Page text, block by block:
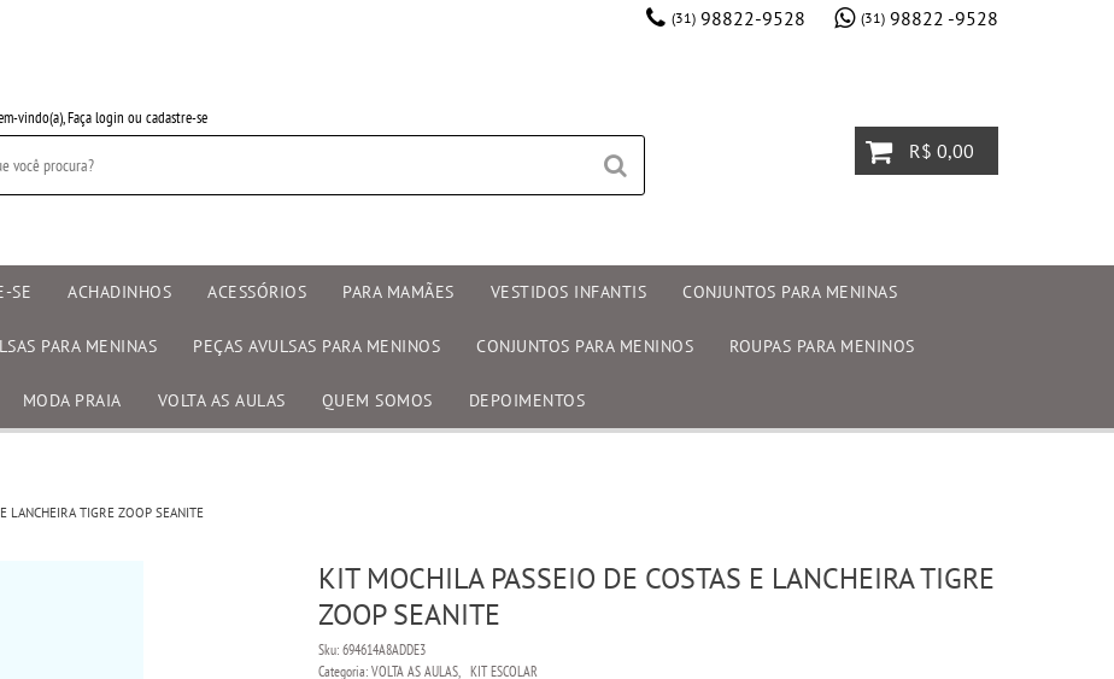
(31)98822-9528 (31)98822 -9528
vindo(a), Faça login ou cadastre-se
R$ 0,00
SE ACHADINHOS ACESSÓRIOS PARA MAMÃES VESTIDOS INFANTIS CONJUNTOS PARA MENINAS
PARA MENINAS PEÇAS AVULSAS PARA MENINOS CONJUNTOS PARA MENINOS ROUPAS PARA MENINOS
MODA PRAIA VOLTA AS AULAS QUEM SOMOS DEPOIMENTOS
LANCHEIRA TIGRE ZOOP SEANITE
KIT MOCHILA PASSEIO DE COSTAS E LANCHEIRA TIGRE
ZOOP SEANITE
Sku: 694614A8ADDE3
Categoria: VOLTA AS AULAS
KIT ESCOLAR